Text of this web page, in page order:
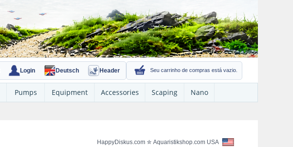
Login Deutsch Header Seu carrinho de compras está vazio.
Pumps Equipment Accessories Scaping
Nano
HappyDiskus.com ✮ Aquaristikshop.com USA